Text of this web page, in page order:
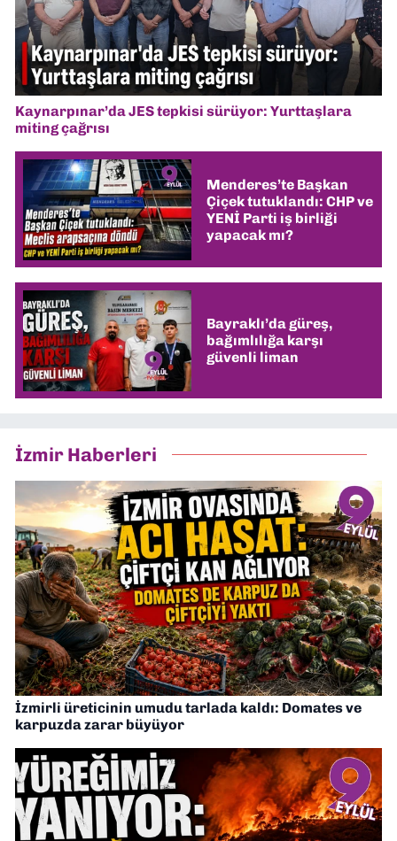
Kaynarpınar’da JES tepkisi sürüyor: Yurttaşlara
miting çağrısı
Menderes’te Başkan
Çiçek tutuklandı: CHP ve
YENİ Parti iş birliği
yapacak mı?
Bayraklı’da güreş,
bağımlılığa karşı
güvenli liman
İzmir Haberleri
İzmirli üreticinin umudu tarlada kaldı: Domates ve
karpuzda zarar büyüyor